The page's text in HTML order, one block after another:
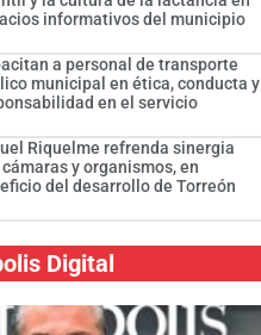
informativos del municipio
a personal de transporte
municipal en ética, conducta y
en el servicio
Riquelme refrenda sinergia
y organismos, en
del desarrollo de Torreón
Digital